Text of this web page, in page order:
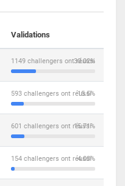
Validations
30.02%
1149 challengers ont réussi
15.5%
593 challengers ont réussi
15.71%
601 challengers ont réussi
4.03%
154 challengers ont réussi